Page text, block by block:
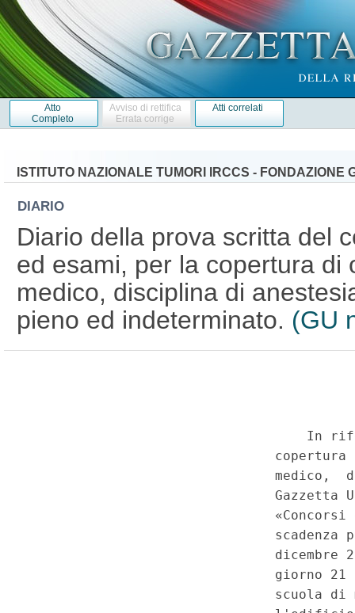
Atto
Completo
Avviso di rettifica
Errata corrige
Atti correlati
ISTITUTO NAZIONALE TUMORI IRCCS - FONDAZIONE
DIARIO
Diario della prova scritta del
ed esami, per la copertura di
medico, disciplina di
pieno ed indeterminato. (GU